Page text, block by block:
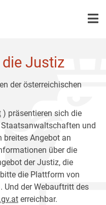
Justiz
der österreichischen
) präsentieren sich die
und
breites Angebot an
über die
der Justiz, die
die Plattform von
Und der Webauftritt des
erreichbar.